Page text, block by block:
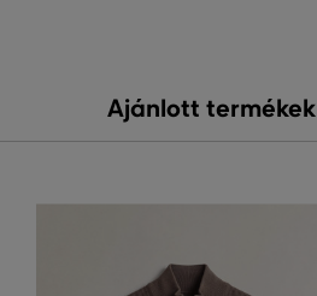
Ajánlott termékek